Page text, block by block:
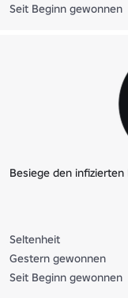
Seit Beginn gewonnen
Besiege den
Seltenheit
Gestern gewonnen
Seit Beginn gewonnen